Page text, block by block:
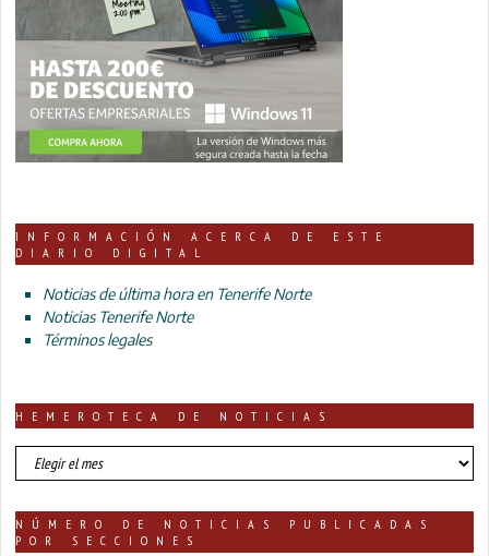
INFORMACIÓN ACERCA DE ESTE
DIARIO DIGITAL
Noticias de última hora en Tenerife Norte
Noticias Tenerife Norte
Términos legales
HEMEROTECA DE NOTICIAS
HEMEROTECA
DE
NÚMERO DE NOTICIAS PUBLICADAS
POR SECCIONES